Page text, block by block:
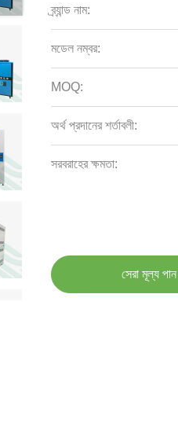
ব্র্যান্ড নাম:
মডেল নম্বর:
MOQ:
অর্থ প্রদানের শর্তাবলী:
সরবরাহের ক্ষমতা:
সেরা মূল্য পান